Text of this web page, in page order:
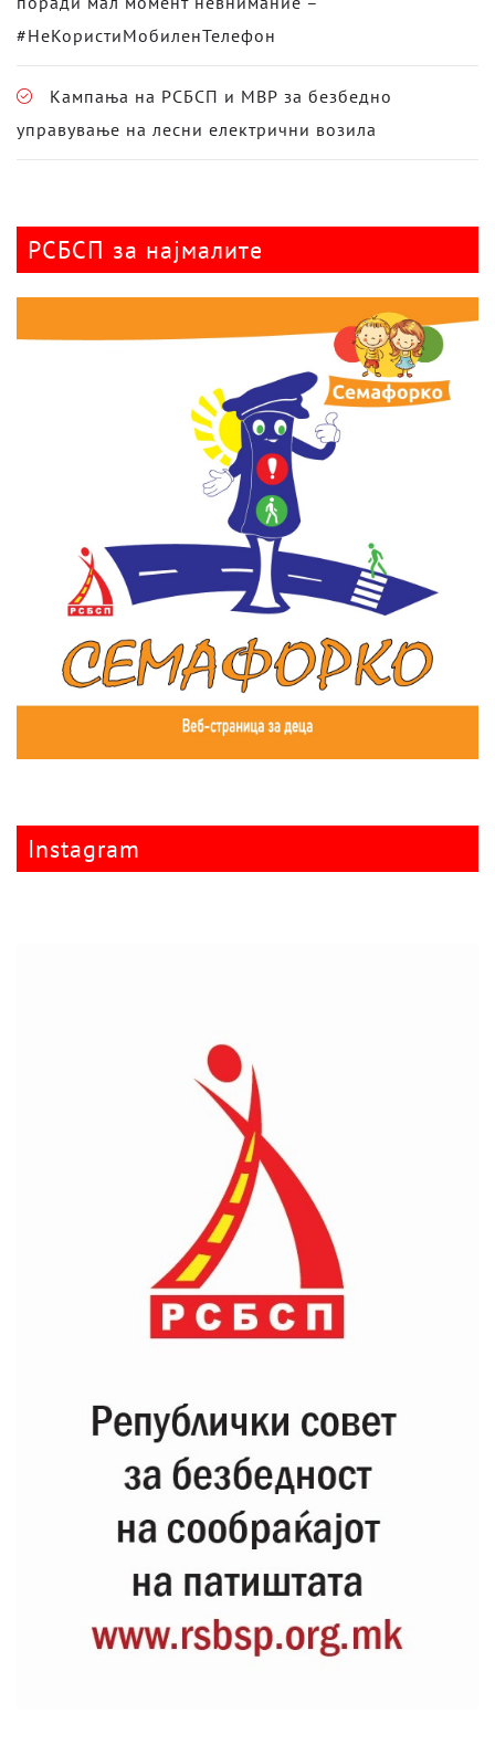
#НеКористиМобиленТелефон
Кампања на РСБСП и МВР за безбедно
управување на лесни електрични возила
РСБСП за најмалите
Instagram